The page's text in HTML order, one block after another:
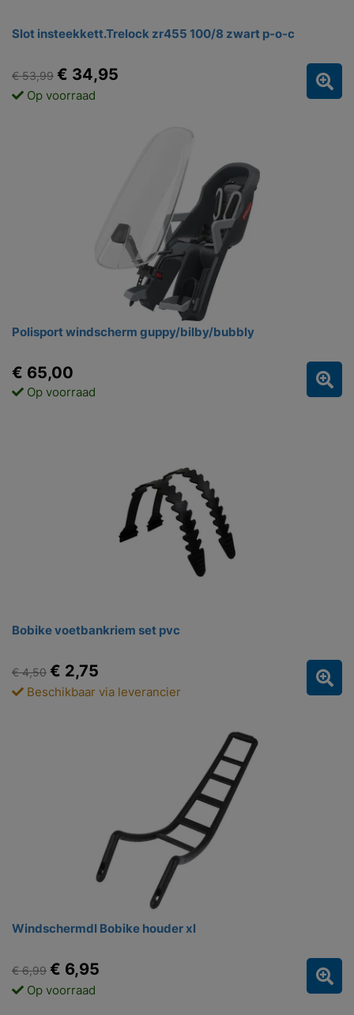
Slot insteekkett.Trelock zr455 100/8 zwart p-o-c
€ 53,99 € 34,95
Op voorraad
Polisport windscherm guppy/bilby/bubbly
€ 65,00
Op voorraad
Bobike voetbankriem set pvc
€ 4,50 € 2,75
Beschikbaar via leverancier
Windschermdl Bobike houder xl
€ 6,99 € 6,95
Op voorraad